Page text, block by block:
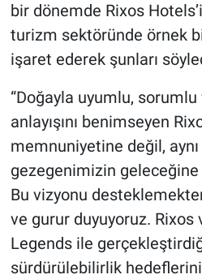
bir dönemde Rixos
turizm sektöründe örnek
işaret ederek şunları
“Doğayla uyumlu,
anlayışını benimseyen
memnuniyetine değil,
gezegenimizin geleceğine
Bu vizyonu
ve gurur duyuyoruz. Rixos
Legends ile
sürdürülebilirlik